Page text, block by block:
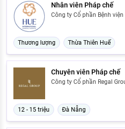
Nhân viên Pháp chế
Công ty Cổ phần Bệnh
Thương lượng Thừa Thiên Huế
Chuyên viên Pháp chế
Công ty Cổ phần Regal
12 - 15 triệu Đà Nẵng